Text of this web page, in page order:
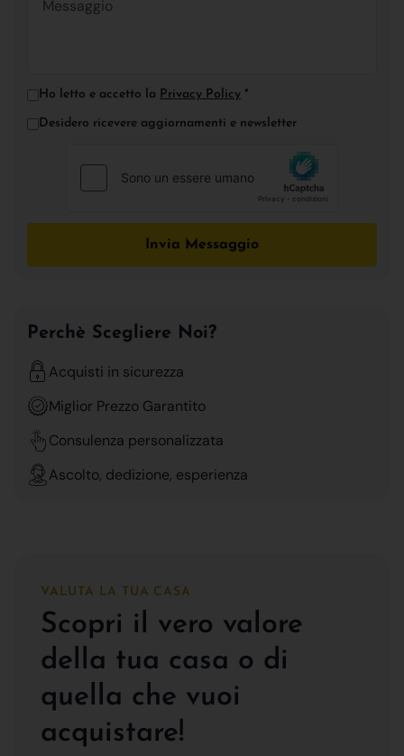
Ho letto e accetto la Privacy Policy *
Desidero ricevere aggiornamenti e newsletter
Invia Messaggio
Perchè Scegliere Noi?
Acquisti in sicurezza
Miglior Prezzo Garantito
Consulenza personalizzata
Ascolto, dedizione, esperienza
VALUTA LA TUA CASA
Scopri il vero valore
della tua casa o di
quella che vuoi
acquistare!